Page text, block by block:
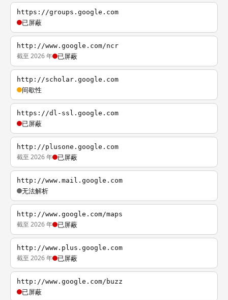
https://groups.google.com
已屏蔽
http://www.google.com/ncr
截至 2026 年 已屏蔽
http://scholar.google.com
间歇性
https://dl-ssl.google.com
已屏蔽
http://plusone.google.com
截至 2026 年 已屏蔽
http://www.mail.google.com
无法解析
http://www.google.com/maps
截至 2026 年 已屏蔽
http://www.plus.google.com
截至 2026 年 已屏蔽
http://www.google.com/buzz
已屏蔽